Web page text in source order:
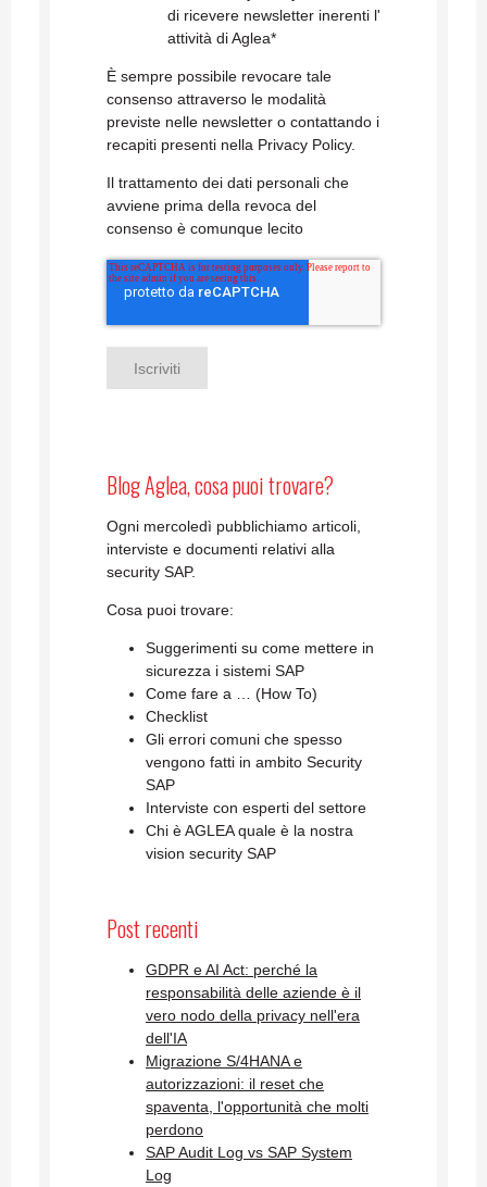
di ricevere newsletter inerenti l'
attività di Aglea*
È sempre possibile revocare tale
consenso attraverso le modalità
previste nelle newsletter o contattando i
recapiti presenti nella Privacy Policy.
Il trattamento dei dati personali che
avviene prima della revoca del
consenso è comunque lecito
Blog Aglea, cosa puoi trovare?
Ogni mercoledì pubblichiamo articoli,
interviste e documenti relativi alla
security SAP.
Cosa puoi trovare:
Suggerimenti su come mettere in
sicurezza i sistemi SAP
Come fare a … (How To)
Checklist
Gli errori comuni che spesso
vengono fatti in ambito Security
SAP
Interviste con esperti del settore
Chi è AGLEA quale è la nostra
vision security SAP
Post recenti
GDPR e AI Act: perché la
responsabilità delle aziende è il
vero nodo della privacy nell'era
dell'IA
Migrazione S/4HANA e
autorizzazioni: il reset che
spaventa, l'opportunità che molti
perdono
SAP Audit Log vs SAP System
Log